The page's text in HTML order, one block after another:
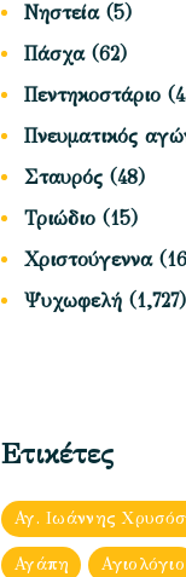
Νηστεία(5)
Πάσχα(62)
Πεντηκοστάριο
Πνευματικός
Σταυρός (48)
Τριώδιο (15)
Χριστούγεννα
Ψυχωφελή (1,727)
Ετικέτες
Αγ. Ιωάννης
Αγάπη Αγιολόγιο